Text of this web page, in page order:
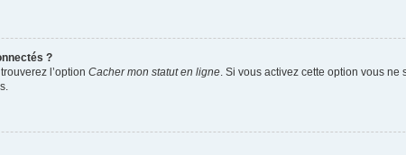
?
l’option Cacher mon statut en ligne . Si vous activez cette option vous